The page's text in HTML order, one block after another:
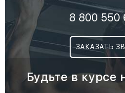
8 800 550
ЗАКАЗАТЬ
Будьте в курсе